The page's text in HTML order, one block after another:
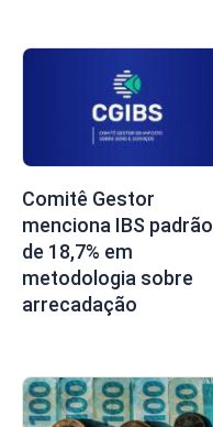
Comitê Gestor
menciona IBS padrão
de 18,7% em
metodologia sobre
arrecadação